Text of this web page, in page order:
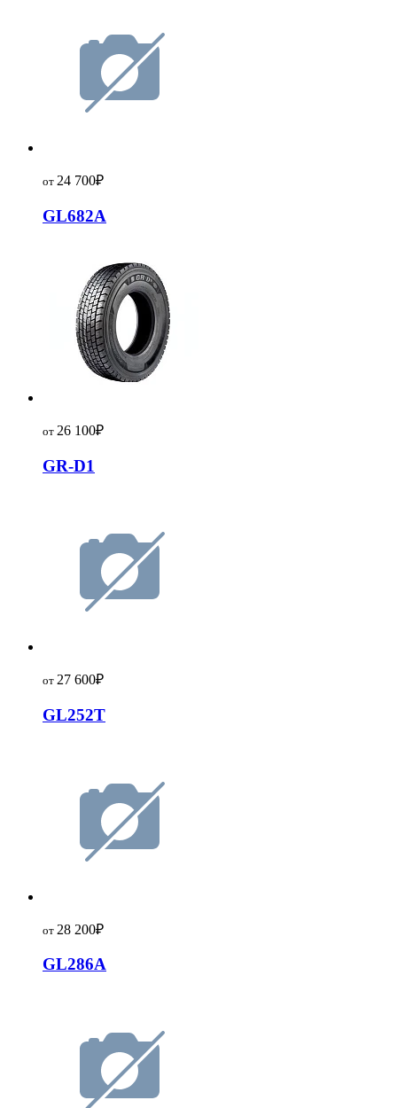
от 24 700₽
GL682A
от 26 100₽
GR-D1
от 27 600₽
GL252T
от 28 200₽
GL286A